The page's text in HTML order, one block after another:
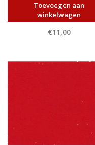
Toevoegen aan
winkelwagen
€11,00